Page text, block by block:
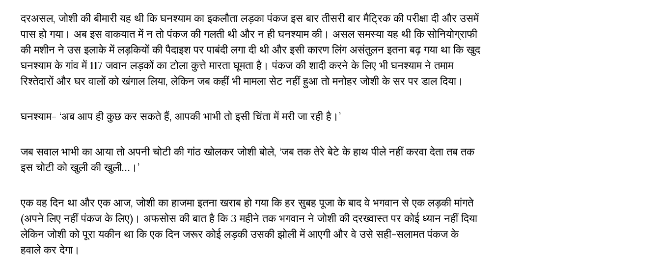
दरअसल, जोशी की बीमारी यह थी कि घनश्याम का इकलौता लड़का पंकज इस बार तीसरी बार मैट्रिक की परीक्षा दी और उसमें
पास हो गया। अब इस वाकयात में न तो पंकज की गलती थी और न ही घनश्याम की। असल समस्या यह थी कि सोनियोग्राफी
की मशीन ने उस इलाके में लड़कियों की पैदाइश पर पाबंदी लगा दी थी और इसी कारण लिंग असंतुलन इतना बढ़ गया था कि खुद
घनश्याम के गांव में 117 जवान लड़कों का टोला कुत्ते मारता घूमता है। पंकज की शादी करने के लिए भी घनश्याम ने तमाम
रिश्तेदारों और घर वालों को खंगाल लिया, लेकिन जब कहीं भी मामला सेट नहीं हुआ तो मनोहर जोशी के सर पर डाल दिया।
घनश्याम- ‘अब आप ही कुछ कर सकते हैं, आपकी भाभी तो इसी चिंता में मरी जा रही है।’
जब सवाल भाभी का आया तो अपनी चोटी की गांठ खोलकर जोशी बोले, ‘जब तक तेरे बेटे के हाथ पीले नहीं करवा देता तब तक
इस चोटी को खुली की खुली…।’
एक वह दिन था और एक आज, जोशी का हाजमा इतना खराब हो गया कि हर सुबह पूजा के बाद वे भगवान से एक लड़की मांगते
(अपने लिए नहीं पंकज के लिए)। अफसोस की बात है कि 3 महीने तक भगवान ने जोशी की दरख्वास्त पर कोई ध्यान नहीं दिया
लेकिन जोशी को पूरा यकीन था कि एक दिन जरूर कोई लड़की उसकी झोली में आएगी और वे उसे सही-सलामत पंकज के
हवाले कर देगा।